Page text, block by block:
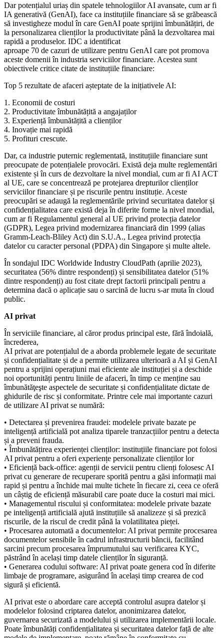
Dar potențialul uriaș din spatele tehnologiilor AI avansate, cum ar fi
IA generativă (GenAI), face ca instituțiile financiare să se grăbească
să investigheze modul în care GenAI poate sprijini îmbunătățiri, de
la personalizarea clienților la productivitate până la dezvoltarea mai
rapidă a produselor. IDC a identificat
aproape 70 de cazuri de utilizare pentru GenAI care pot promova
aceste domenii în industria serviciilor financiare. Acestea sunt
obiectivele critice citate de instituțiile financiare:
Top 5 rezultate de afaceri așteptate de la inițiativele AI:
1. Economii de costuri
2. Productivitate îmbunătățită a angajaților
3. Experiență îmbunătățită a clienților
4. Inovație mai rapidă
5. Profituri crescute.
Dar, ca industrie puternic reglementată, instituțiile financiare sunt
preocupate de potențialele provocări. Există deja multe reglementări
existente și în curs de dezvoltare la nivel mondial, cum ar fi AI ACT
al UE, care se concentrează pe protejarea drepturilor clienților
serviciilor financiare și pe riscurile pentru instituție. Aceste
preocupări se adaugă la reglementările privind securitatea datelor și
confidențialitatea care există deja în diferite forme la nivel mondial,
cum ar fi Regulamentul general al UE privind protecția datelor
(GDPR), Legea privind modernizarea financiară din 1999 (alias
Gramm-Leach-Bliley Act) din S.U.A., Legea privind protecția
datelor cu caracter personal (PDPA) din Singapore și multe altele.
În sondajul IDC Worldwide Industry CloudPath (aprilie 2023),
securitatea (56% dintre respondenți) și sensibilitatea datelor (51%
dintre respondenți) au fost citate drept factorii principali pentru a
determina dacă o aplicație sau o sarcină de lucru s-ar muta în cloud
public.
AI privat
În serviciile financiare, al căror produs principal este, fără îndoială,
încrederea,
AI privat are potențialul de a aborda problemele legate de securitate
și confidențialitate și de a permite utilizarea ulterioară a AI și GenAI
pentru a sprijini operațiuni mai eficiente ale instituției și a deschide
noi oportunități pentru liniile de afaceri, în timp ce menține sau
îmbunătăţeşte aspectele de securitate și confidențialitate dictate de
ghidurile de risc și conformitate. Printre cele mai importante cazuri
de utilizare AI privat se numără:
• Detectarea și prevenirea fraudei: modelele private bazate pe
inteligență artificială pot analiza tiparele tranzacțiilor pentru a detecta
și a preveni frauda.
• Îmbunătățirea experienței clienților: instituțiile financiare pot folosi
AI privat pentru a oferi experiențe personalizate clienților lor
• Eficiență back-office: agenții de servicii pentru clienți folosesc AI
privat cu generare de recuperare sporită pentru a găsi informații mai
rapid și pentru a închide mai multe tichete în fiecare zi, ceea ce oferă
un câștig de eficiență măsurabil care poate duce la costuri mai mici.
• Managementul riscului și conformitatea: modelele private bazate
pe inteligență artificială ajută instituțiile să analizeze și să prezică
riscurile, de la riscul de credit până la volatilitatea pieței.
• Procesarea automată a documentelor: AI privat permite procesarea
documentelor sensibile în cadrul infrastructurii băncii, facilitând
sarcini precum procesarea împrumutului sau verificarea KYC,
păstrând în același timp datele clienților în siguranță.
• Generarea codului software: AI privat poate genera cod în diferite
limbaje de programare, asigurând în același timp crearea de cod
sigură și eficientă.
AI privat este o abordare care acceptă controlul asupra datelor și
modelelor folosind criptarea datelor, anonimizarea datelor,
guvernarea securizată a modelului și utilizarea implementării locale.
Poate îmbunătăți confidențialitatea și securitatea datelor față de alte